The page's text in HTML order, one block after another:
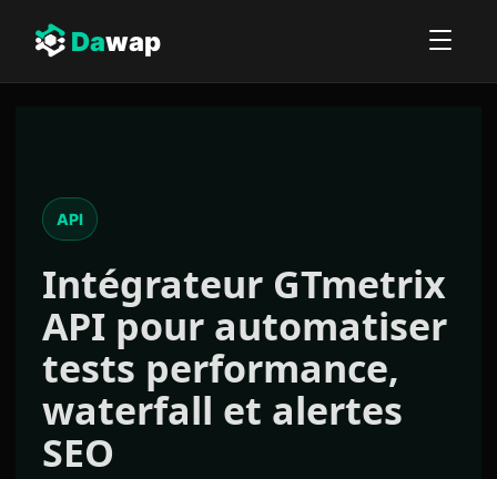
Dawap
API
Intégrateur GTmetrix
API pour automatiser
tests performance,
waterfall et alertes
SEO